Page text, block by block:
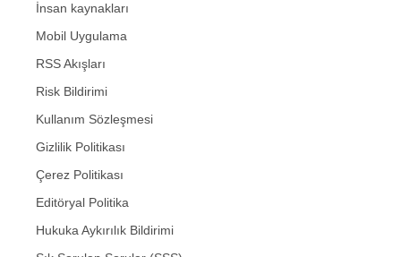
İnsan kaynakları
Mobil Uygulama
RSS Akışları
Risk Bildirimi
Kullanım Sözleşmesi
Gizlilik Politikası
Çerez Politikası
Editöryal Politika
Hukuka Aykırılık Bildirimi